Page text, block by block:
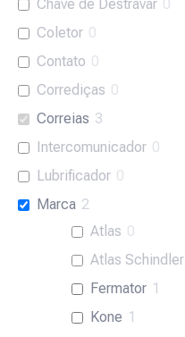
Chave de Destravar 0
Coletor 0
Contato 0
Corrediças 0
Correias 3
Intercomunicador 0
Lubrificador 0
Marca 2
Atlas 0
Atlas Schindler
Fermator 1
Kone 1